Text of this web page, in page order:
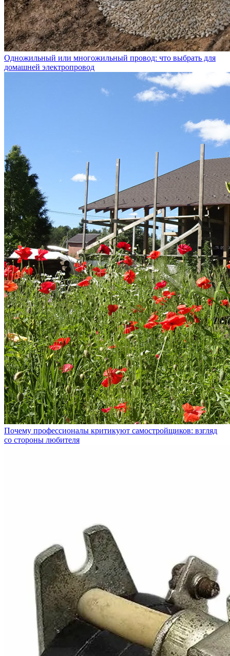
Одножильный или многожильный провод: что выбрать для
домашней электропровод
Почему профессионалы критикуют самостройщиков: взгляд
со стороны любителя